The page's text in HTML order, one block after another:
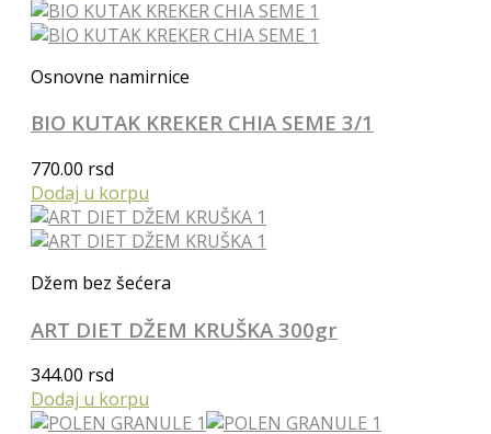
Osnovne namirnice
BIO KUTAK KREKER CHIA SEME 3/1
770.00 rsd
Dodaj u korpu
Džem bez šećera
ART DIET DŽEM KRUŠKA 300gr
344.00 rsd
Dodaj u korpu